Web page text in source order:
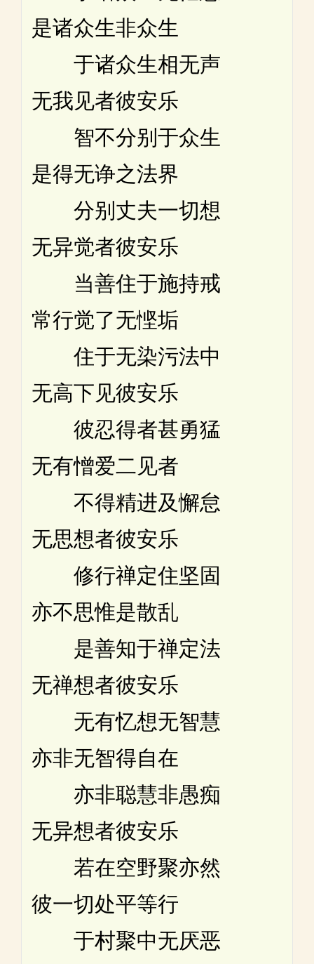
是诸众生非众生
于诸众生相无声
无我见者彼安乐
智不分别于众生
是得无诤之法界
分别丈夫一切想
无异觉者彼安乐
当善住于施持戒
常行觉了无悭垢
住于无染污法中
无高下见彼安乐
彼忍得者甚勇猛
无有憎爱二见者
不得精进及懈怠
无思想者彼安乐
修行禅定住坚固
亦不思惟是散乱
是善知于禅定法
无禅想者彼安乐
无有忆想无智慧
亦非无智得自在
亦非聪慧非愚痴
无异想者彼安乐
若在空野聚亦然
彼一切处平等行
于村聚中无厌恶